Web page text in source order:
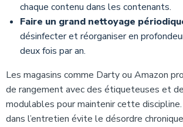
chaque contenu dans les contenants.
Faire un grand nettoyage
désinfecter et réorganiser en
deux fois par an.
Les magasins comme Darty ou Amazon
de rangement avec des étiqueteuses et
modulables pour maintenir cette
dans l’entretien évite le désordre